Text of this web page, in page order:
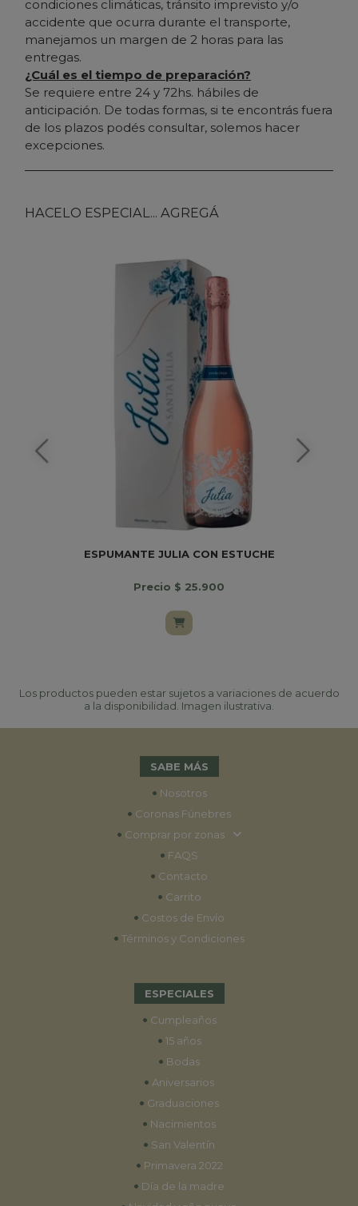
condiciones climáticas, tránsito imprevisto y/o
accidente que ocurra durante el transporte,
manejamos un margen de 2 horas para las
entregas.
¿Cuál es el tiempo de preparación?
Se requiere entre 24 y 72hs. hábiles de
anticipación. De todas formas, si te encontrás fuera
de los plazos podés consultar, solemos hacer
excepciones.
HACELO ESPECIAL... AGREGÁ
ESPUMANTE JULIA CON ESTUCHE
Precio $ 25.900
Los productos pueden estar sujetos a variaciones de acuerdo
a la disponibilidad. Imagen ilustrativa.
SABE MÁS
• Nosotros
• Coronas Fúnebres
• Comprar por zonas
• FAQS
• Contacto
• Carrito
• Costos de Envío
• Términos y Condiciones
ESPECIALES
• Cumpleaños
• 15 años
• Bodas
• Aniversarios
• Graduaciones
• Nacimientos
• San Valentín
• Primavera 2022
• Día de la madre